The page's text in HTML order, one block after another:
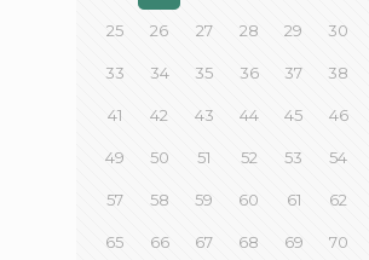
25 26 27 28 29 30
33 34 35 36 37 38
41 42 43 44 45 46
49 50 51 52 53 54
57 58 59 60 61 62
65 66 67 68 69 70